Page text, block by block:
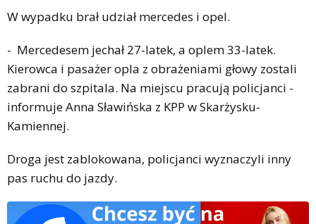
W wypadku brał udział mercedes i opel.
- Mercedesem jechał 27-latek, a oplem 33-latek.
Kierowca i pasażer opla z obrażeniami głowy zostali
zabrani do szpitala. Na miejscu pracują policjanci -
informuje Anna Sławińska z KPP w Skarżysku-
Kamiennej.
Droga jest zablokowana, policjanci wyznaczyli inny
pas ruchu do jazdy.